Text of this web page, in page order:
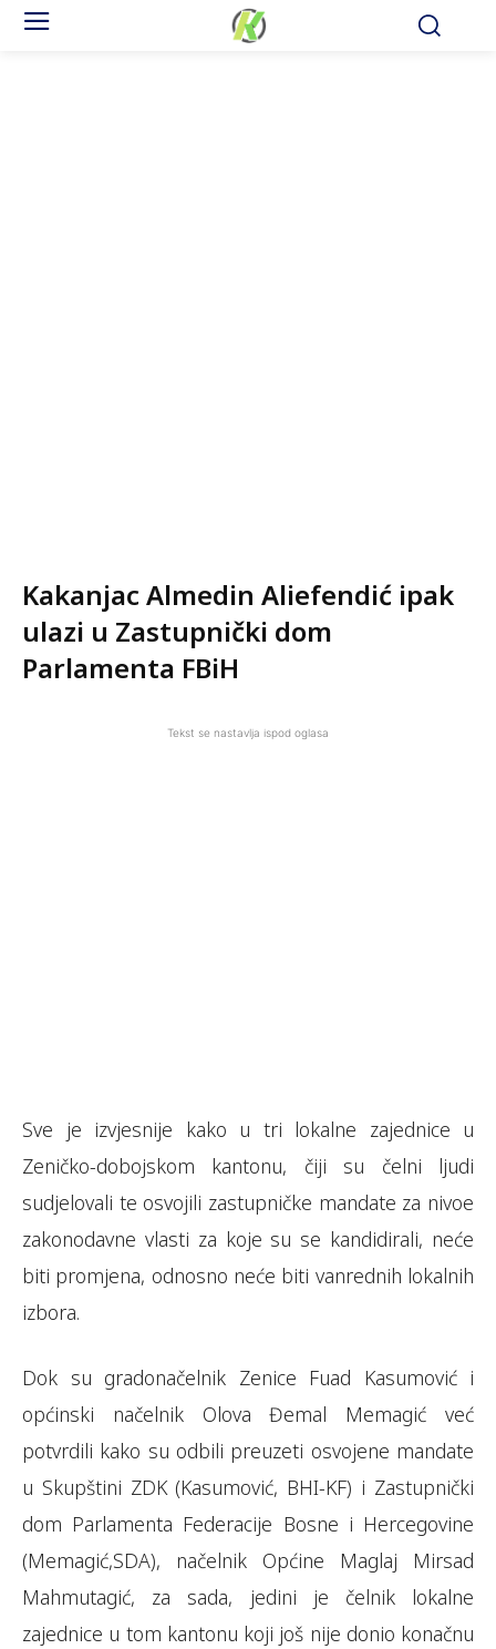
Kakanjac Almedin Aliefendić ipak
ulazi u Zastupnički dom
Parlamenta FBiH
Tekst se nastavlja ispod oglasa
Sve je izvjesnije kako u tri lokalne zajednice u
Zeničko-dobojskom kantonu, čiji su čelni ljudi
sudjelovali te osvojili zastupničke mandate za nivoe
zakonodavne vlasti za koje su se kandidirali, neće
biti promjena, odnosno neće biti vanrednih lokalnih
izbora.
Dok su gradonačelnik Zenice Fuad Kasumović i
općinski načelnik Olova Đemal Memagić već
potvrdili kako su odbili preuzeti osvojene mandate
u Skupštini ZDK (Kasumović, BHI-KF) i Zastupnički
dom Parlamenta Federacije Bosne i Hercegovine
(Memagić,SDA), načelnik Općine Maglaj Mirsad
Mahmutagić, za sada, jedini je čelnik lokalne
zajednice u tom kantonu koji još nije donio konačnu